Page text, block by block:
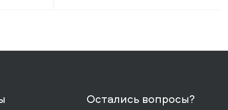
Остались вопросы?